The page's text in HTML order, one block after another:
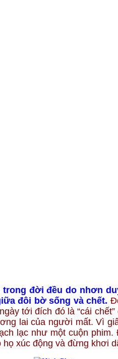
đời đều do nhơn
đôi bờ sống và chết.
tới đích đó là “cái
lai của người mất. Vì
lạc như một cuộn
xúc động và đừng khơi